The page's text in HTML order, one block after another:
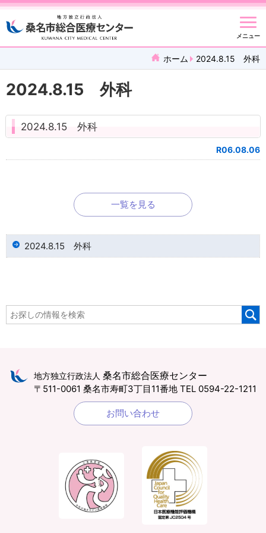
メニュー
ホーム 2024.8.15 外科
2024.8.15 外科
2024.8.15 外科
R06.08.06
一覧を見る
2024.8.15 外科
地方独立行政法人 桑名市総合医療センター
〒511-0061 桑名市寿町3丁目11番地 TEL 0594-22-1211
お問い合わせ